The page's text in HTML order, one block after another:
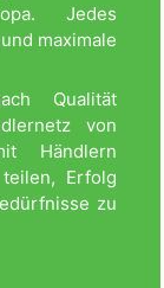
Jedes
maximale
Qualität
von
Händlern
Erfolg
zu